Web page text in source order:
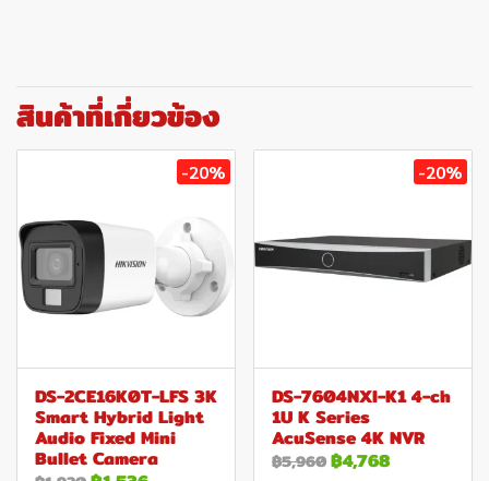
สินค้าที่เกี่ยวข้อง
-20%
DS-2CE16K0T-LFS 3K
Smart Hybrid Light
Audio Fixed Mini
Bullet Camera
-20%
DS-7604NXI-K1 4-ch
1U K Series
AcuSense 4K NVR
฿5,960฿4,768